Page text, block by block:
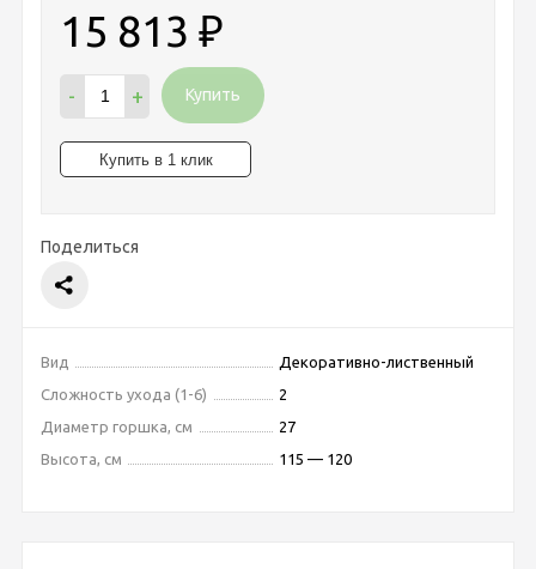
15 813 ₽
- + Купить
Поделиться
Вид
Декоративно-лиственный
Сложность ухода (1-6)
2
Диаметр горшка, см
27
Высота, см
115 — 120